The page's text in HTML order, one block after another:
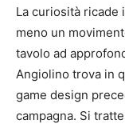
La curiosità ricade
meno un
tavolo ad
Angiolino trova in
game design
campagna. Si